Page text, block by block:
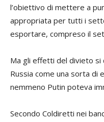
l’obiettivo di mettere a
appropriata per tutti i
esportare, compreso il
Ma gli effetti del divieto si
Russia come una sorta
nemmeno Putin poteva
Secondo Coldiretti nei